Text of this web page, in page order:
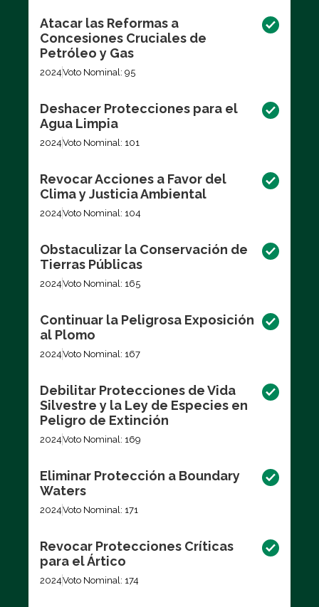
Atacar las Reformas a
Concesiones Cruciales de
Petróleo y Gas
2024Voto Nominal: 95
Deshacer Protecciones para el
Agua Limpia
2024Voto Nominal: 101
Revocar Acciones a Favor del
Clima y Justicia Ambiental
2024Voto Nominal: 104
Obstaculizar la Conservación de
Tierras Públicas
2024Voto Nominal: 165
Continuar la Peligrosa Exposición
al Plomo
2024Voto Nominal: 167
Debilitar Protecciones de Vida
Silvestre y la Ley de Especies en
Peligro de Extinción
2024Voto Nominal: 169
Eliminar Protección a Boundary
Waters
2024Voto Nominal: 171
Revocar Protecciones Críticas
para el Ártico
2024Voto Nominal: 174